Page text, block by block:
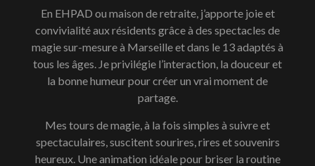
En EHPAD ou maison de retraite, j’apporte joie et
convivialité aux résidents grâce à des spectacles de
magie sur-mesure à Marseille et dans le 13 adaptés à
tous les âges. Je privilégie l’interaction, la douceur et
la bonne humeur pour créer un vrai moment de
partage.
Mes tours de magie, à la fois simples à suivre et
spectaculaires, suscitent sourires, rires et souvenirs
heureux. Une animation idéale pour briser la routine